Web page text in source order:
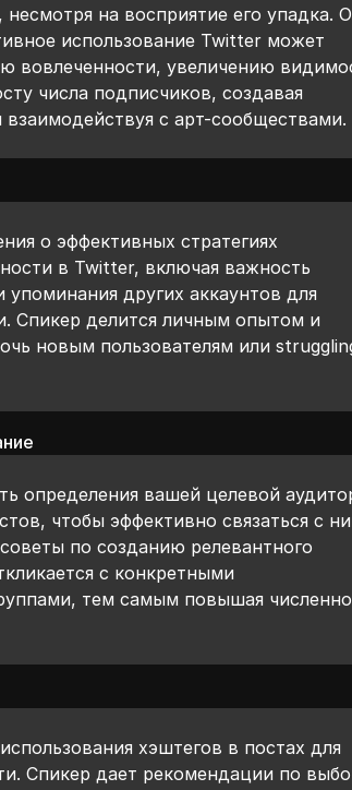
несмотря на восприятие его упадка.
использование Twitter может
вовлеченности, увеличению
числа подписчиков, создавая
с арт-сообществами.
о эффективных стратегиях
в Twitter, включая важность
упоминания других аккаунтов для
Спикер делится личным опытом и
новым пользователям или
определения вашей целевой
чтобы эффективно связаться с
по созданию релевантного
с конкретными
тем самым повышая
хэштегов в постах для
Спикер дает рекомендации по